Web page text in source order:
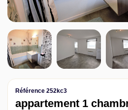
Contact
Référence 252kc3
appartement 1